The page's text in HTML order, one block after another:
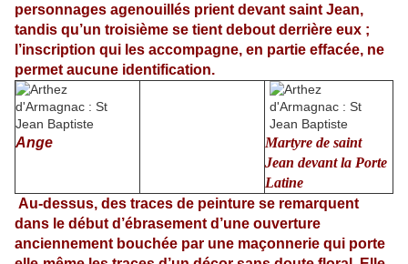
personnages agenouillés prient devant saint Jean,
tandis qu’un troisième se tient debout derrière eux ;
l’inscription qui les accompagne, en partie effacée, ne
permet aucune identification.
Ange
Martyre de saint
Jean devant la Porte
Latine
Au-dessus, des traces de peinture se remarquent
dans le début d’ébrasement d’une ouverture
anciennement bouchée par une maçonnerie qui porte